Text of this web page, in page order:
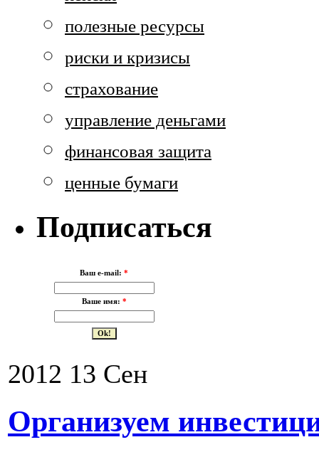
полезные ресурсы
риски и кризисы
страхование
управление деньгами
финансовая защита
ценные бумаги
Подписаться
Ваш e-mail: *
Ваше имя: *
2012 13 Сен
Организуем